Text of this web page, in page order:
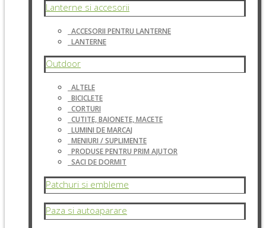
Lanterne si accesorii
ACCESORII PENTRU LANTERNE
LANTERNE
Outdoor
ALTELE
BICICLETE
CORTURI
CUTITE, BAIONETE, MACETE
LUMINI DE MARCAJ
MENIURI / SUPLIMENTE
PRODUSE PENTRU PRIM AJUTOR
SACI DE DORMIT
Patchuri si embleme
Paza si autoaparare